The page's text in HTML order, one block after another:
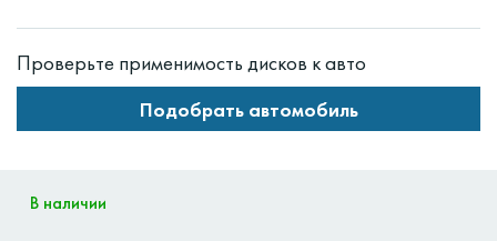
Проверьте применимость дисков к авто
Подобрать автомобиль
В наличии